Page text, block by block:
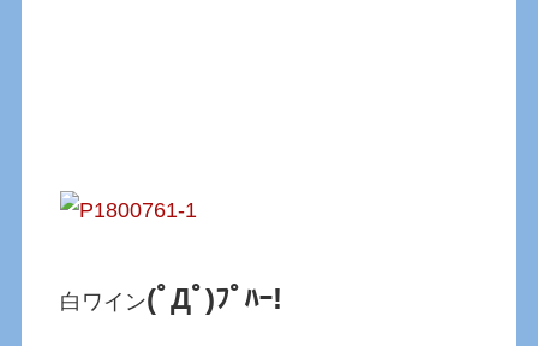
白ワイン(ﾟДﾟ)ﾌﾟﾊｰ!